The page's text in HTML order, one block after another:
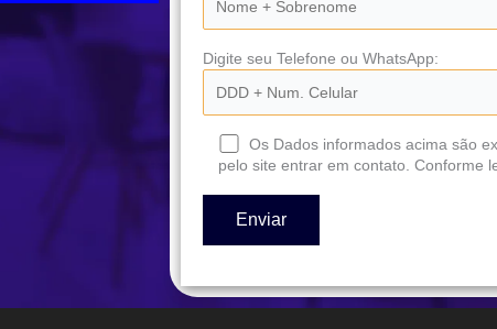
Digite seu Telefone ou WhatsApp:
Os Dados informados acima são
pelo site entrar em contato. Conforme